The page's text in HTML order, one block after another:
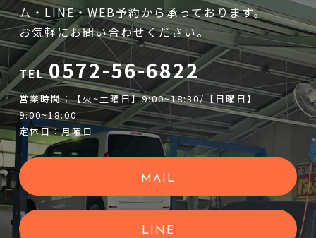
ム・LINE・WEB予約から承っております。
お気軽にお問い合わせください。
TEL0572-56-6822
営業時間：【火~土曜日】9:00~18:30/【日曜日】
9:00~18:00
定休日：月曜日
MAIL
LINE